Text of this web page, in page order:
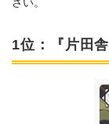
1位：『片田